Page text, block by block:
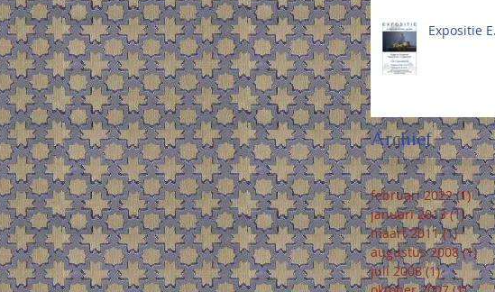
Expositie
Archief
februari 2022 (1)1
januari 2013 (1)1
maart 2011 (1)1 post
augustus 2008 (1)1
juli 2008 (1)1 post